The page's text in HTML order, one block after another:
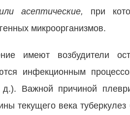
асептические, при
микроорганизмов.
имеют возбудители
инфекционным
д.). Важной причиной
текущего века